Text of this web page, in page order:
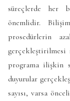
süreçlerde her
önemlidir.
prosedürlerin
gerçekleştirilmesi
programa ilişkin
duyurular
sayısı, varsa